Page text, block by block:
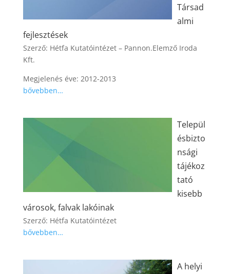
Társad
almi
fejlesztések
Szerző: Hétfa Kutatóintézet – Pannon.Elemző Iroda
Kft.
Megjelenés éve: 2012-2013
bővebben…
Települ
ésbizto
nsági
tájékoz
tató
kisebb
városok, falvak lakóinak
Szerző: Hétfa Kutatóintézet
bővebben…
A helyi